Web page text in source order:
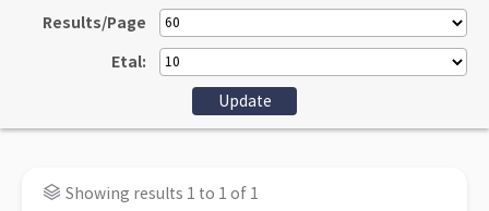
Results/Page
Etal:
Showing results 1 to 1 of 1